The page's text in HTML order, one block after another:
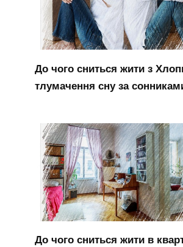
До чого сниться жити з
тлумачення сну за
До чого сниться жити в